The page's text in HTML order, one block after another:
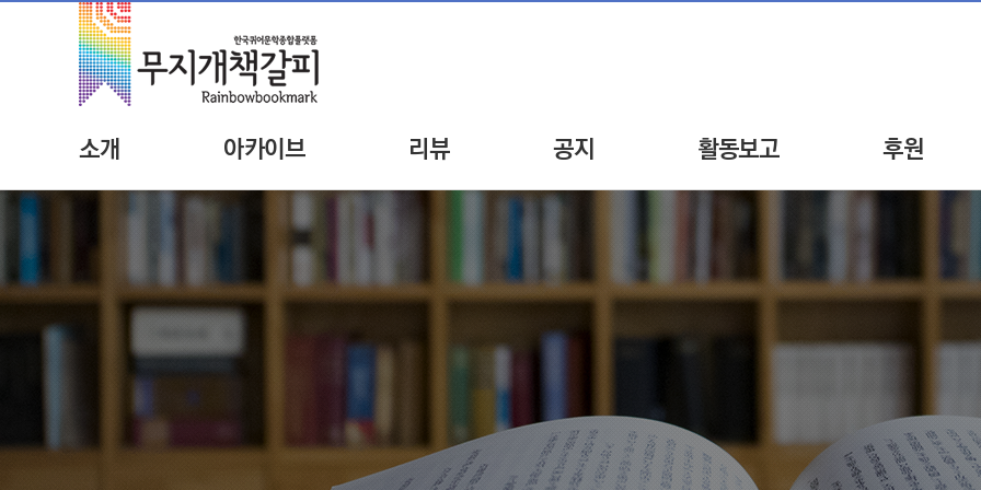
소개 아카이브 리뷰 공지 활동보고 후원